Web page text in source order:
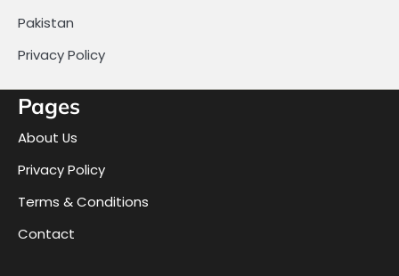
Pakistan
Privacy Policy
Pages
About Us
Privacy Policy
Terms & Conditions
Contact